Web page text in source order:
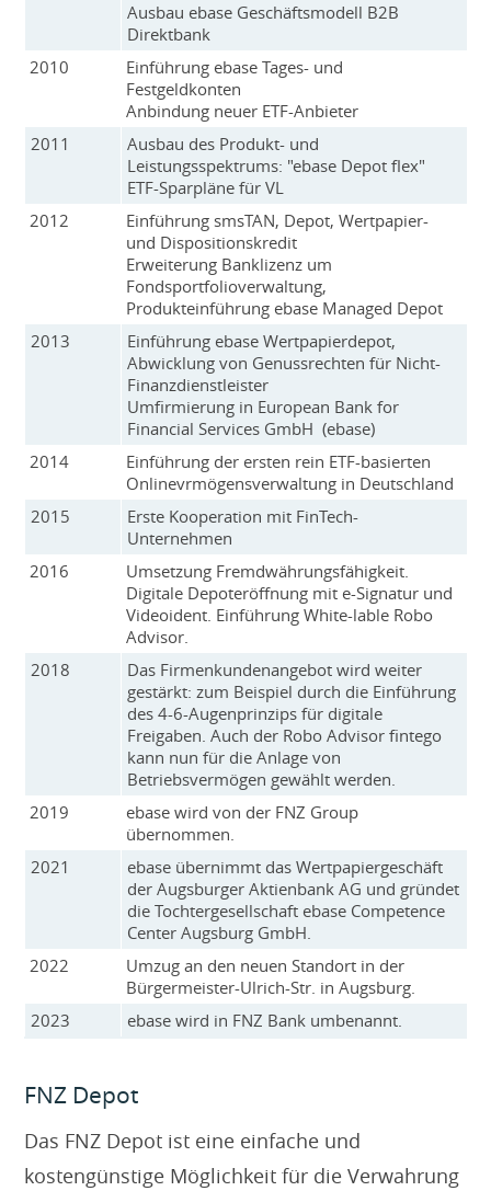
Ausbau ebase Geschäftsmodell B2B
Direktbank
2010
Einführung ebase Tages- und
Festgeldkonten
Anbindung neuer ETF-Anbieter
2011
Ausbau des Produkt- und
Leistungsspektrums: "ebase Depot flex"
ETF-Sparpläne für VL
2012
Einführung smsTAN, Depot, Wertpapier-
und Dispositionskredit
Erweiterung Banklizenz um
Fondsportfolioverwaltung,
Produkteinführung ebase Managed Depot
2013
Einführung ebase Wertpapierdepot,
Abwicklung von Genussrechten für Nicht-
Finanzdienstleister
Umfirmierung in European Bank for
Financial Services GmbH (ebase)
2014
Einführung der ersten rein ETF-basierten
Onlinevrmögensverwaltung in Deutschland
2015
Erste Kooperation mit FinTech-
Unternehmen
2016
Umsetzung Fremdwährungsfähigkeit.
Digitale Depoteröffnung mit e-Signatur und
Videoident. Einführung White-lable Robo
Advisor.
2018
Das Firmenkundenangebot wird weiter
gestärkt: zum Beispiel durch die Einführung
des 4-6-Augenprinzips für digitale
Freigaben. Auch der Robo Advisor fintego
kann nun für die Anlage von
Betriebsvermögen gewählt werden.
2019
ebase wird von der FNZ Group
übernommen.
2021
ebase übernimmt das Wertpapiergeschäft
der Augsburger Aktienbank AG und gründet
die Tochtergesellschaft ebase Competence
Center Augsburg GmbH.
2022
Umzug an den neuen Standort in der
Bürgermeister-Ulrich-Str. in Augsburg.
2023
ebase wird in FNZ Bank umbenannt.
FNZ Depot
Das FNZ Depot ist eine einfache und
kostengünstige Möglichkeit für die Verwahrung